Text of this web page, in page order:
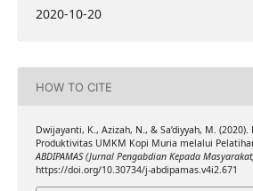
2020-10-20
HOW TO CITE
Dwijayanti, K., Azizah, N., & Sa’diyyah, M.
Produktivitas UMKM Kopi Muria melalui
ABDIPAMAS (Jurnal Pengabdian Kepada
https://doi.org/10.30734/j-abdipamas.v4i2.671